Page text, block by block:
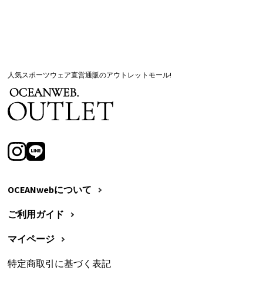
人気スポーツウェア直営通販のアウトレットモール!
OCEANwebについて
ご利用ガイド
マイページ
特定商取引に基づく表記